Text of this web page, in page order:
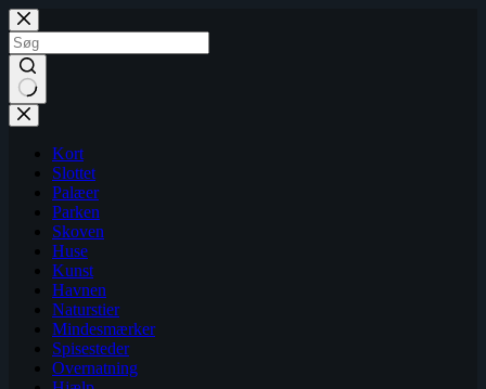
Fortsæt
til
indhold
Kort
Slottet
Palæer
Parken
Skoven
Huse
Kunst
Havnen
Naturstier
Mindesmærker
Spisesteder
Overnatning